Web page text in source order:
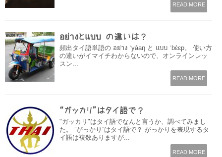
READ MORE
อย่างとแบบ の違いは？
頻出タイ語単語の อย่าง ˈyàaŋ と แบบ ˈbɛ̀ɛp。 使い方
の違いがイマイチわからないので、オンラインレッ
スン...
READ MORE
“ガッカリ”はタイ語で？
"ガッカリ"はタイ語でなんと言うか、調べてみまし
た。 ”がっかり”はタイ語で？ がっかりを表現するタ
イ語は複数ありますが...
READ MORE